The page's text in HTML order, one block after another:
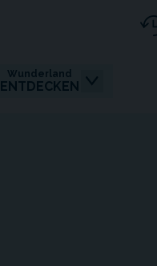
Wunderland
ENTDECKEN